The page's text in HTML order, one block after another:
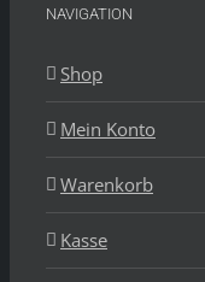
NAVIGATION
Shop
Mein Konto
Warenkorb
Kasse